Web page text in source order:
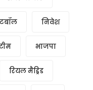
निवेश
भाजपा
रियल मैड्रिड